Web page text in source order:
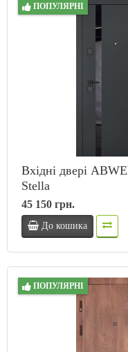
ПОПУЛЯРНІ
Вхідні двері
Stella
45 150 грн.
До кошика
ПОПУЛЯРНІ